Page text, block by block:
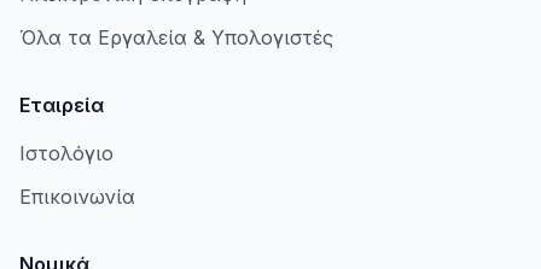
Όλα τα Εργαλεία & Υπολογιστές
Εταιρεία
Ιστολόγιο
Επικοινωνία
Νομικά